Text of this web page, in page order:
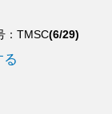
：TMSC(6/29)
る